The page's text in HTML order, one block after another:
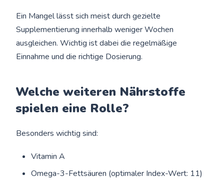
Ein Mangel lässt sich meist durch gezielte
Supplementierung innerhalb weniger Wochen
ausgleichen. Wichtig ist dabei die regelmäßige
Einnahme und die richtige Dosierung.
Welche weiteren Nährstoffe
spielen eine Rolle?
Besonders wichtig sind:
Vitamin A
Omega-3-Fettsäuren (optimaler Index-Wert: 11)